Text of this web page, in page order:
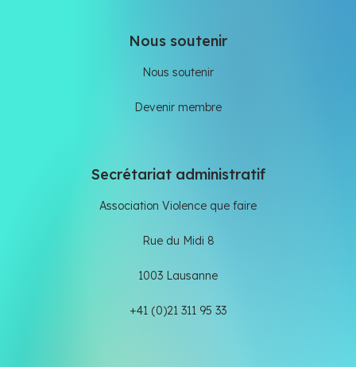
Nous soutenir
Nous soutenir
Devenir membre
Secrétariat administratif
Association Violence que faire
Rue du Midi 8
1003 Lausanne
+41 (0)21 311 95 33